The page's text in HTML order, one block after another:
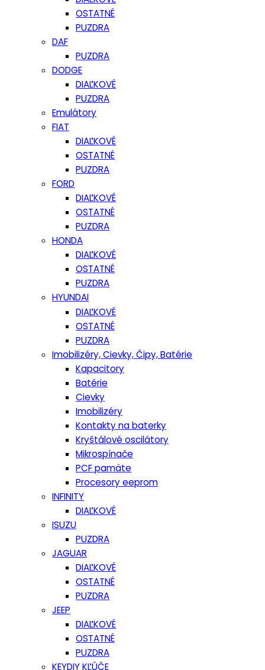
OSTATNÉ
PUZDRA
DAF
PUZDRA
DODGE
DIAĽKOVÉ
PUZDRA
Emulátory
FIAT
DIAĽKOVÉ
OSTATNÉ
PUZDRA
FORD
DIAĽKOVÉ
OSTATNÉ
PUZDRA
HONDA
DIAĽKOVÉ
OSTATNÉ
PUZDRA
HYUNDAI
DIAĽKOVÉ
OSTATNÉ
PUZDRA
Imobilizéry, Cievky, Čipy, Batérie
Kapacitory
Batérie
Cievky
Imobilizéry
Kontakty na baterky
Kryštálové oscilátory
Mikrospínače
PCF pamäte
Procesory eeprom
INFINITY
DIAĽKOVÉ
ISUZU
PUZDRA
JAGUAR
DIAĽKOVÉ
OSTATNÉ
PUZDRA
JEEP
DIAĽKOVÉ
OSTATNÉ
PUZDRA
KEYDIY KĽÚČE